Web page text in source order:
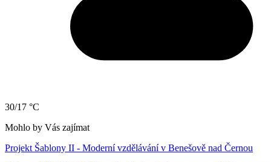
30/17 °C
Mohlo by Vás zajímat
Projekt Šablony II - Moderní vzdělávání v Benešově nad Černou